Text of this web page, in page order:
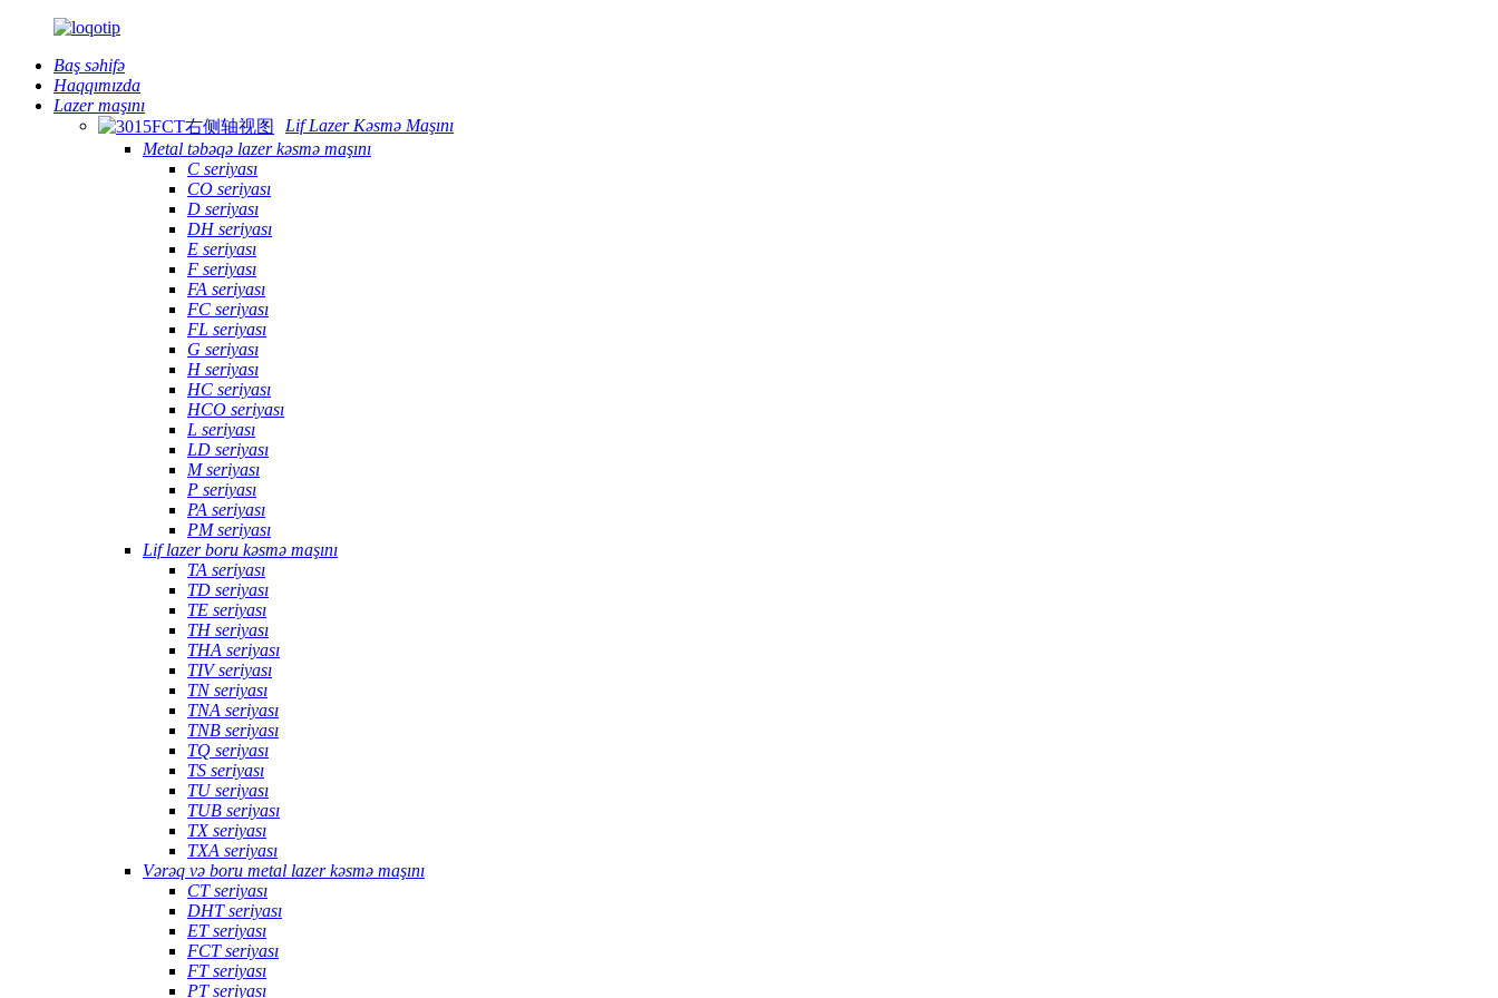
Baş səhifə
Haqqımızda
Lazer maşını
Lif Lazer Kəsmə Maşını
Metal təbəqə lazer kəsmə maşını
C seriyası
CO seriyası
D seriyası
DH seriyası
E seriyası
F seriyası
FA seriyası
FC seriyası
FL seriyası
G seriyası
H seriyası
HC seriyası
HCO seriyası
L seriyası
LD seriyası
M seriyası
P seriyası
PA seriyası
PM seriyası
Lif lazer boru kəsmə maşını
TA seriyası
TD seriyası
TE seriyası
TH seriyası
THA seriyası
TIV seriyası
TN seriyası
TNA seriyası
TNB seriyası
TQ seriyası
TS seriyası
TU seriyası
TUB seriyası
TX seriyası
TXA seriyası
Vərəq və boru metal lazer kəsmə maşını
CT seriyası
DHT seriyası
ET seriyası
FCT seriyası
FT seriyası
PT seriyası